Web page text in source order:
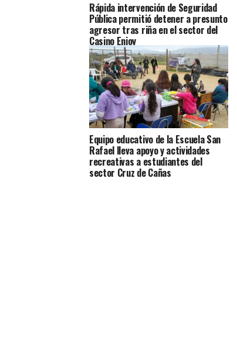
Rápida intervención de Seguridad
Pública permitió detener a presunto
agresor tras riña en el sector del
Casino Enjoy
Equipo educativo de la Escuela San
Rafael lleva apoyo y actividades
recreativas a estudiantes del
sector Cruz de Cañas